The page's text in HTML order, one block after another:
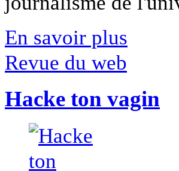
En savoir plus
Revue du web
Hacke ton vagin